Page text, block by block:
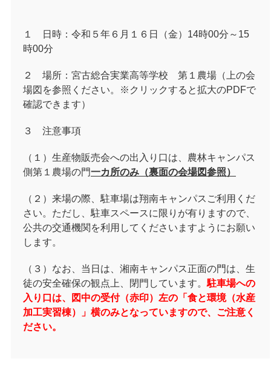
１ 日時：令和５年６月１６日（金）14時00分～15
時00分
２ 場所：宮古総合実業高等学校 第１農場（上の会
場図を参照ください。※クリックすると拡大のPDFで
確認できます）
３ 注意事項
（１）生産物販売会への出入り口は、農林キャンパス
側第１農場の門一カ所のみ（裏面の会場図参照）
（２）来場の際、駐車場は翔南キャンパスご利用くだ
さい。ただし、駐車スペースに限りが有りますので、
公共の交通機関を利用してくださいますようにお願い
します。
（３）なお、当日は、湘南キャンパス正面の門は、生
徒の安全確保の観点上、閉門しています。 駐車場への
入り口は、図中の受付（赤印）左の「食と環境（水産
加工実習棟）」横のみとなっていますので、ご注意く
ださい。